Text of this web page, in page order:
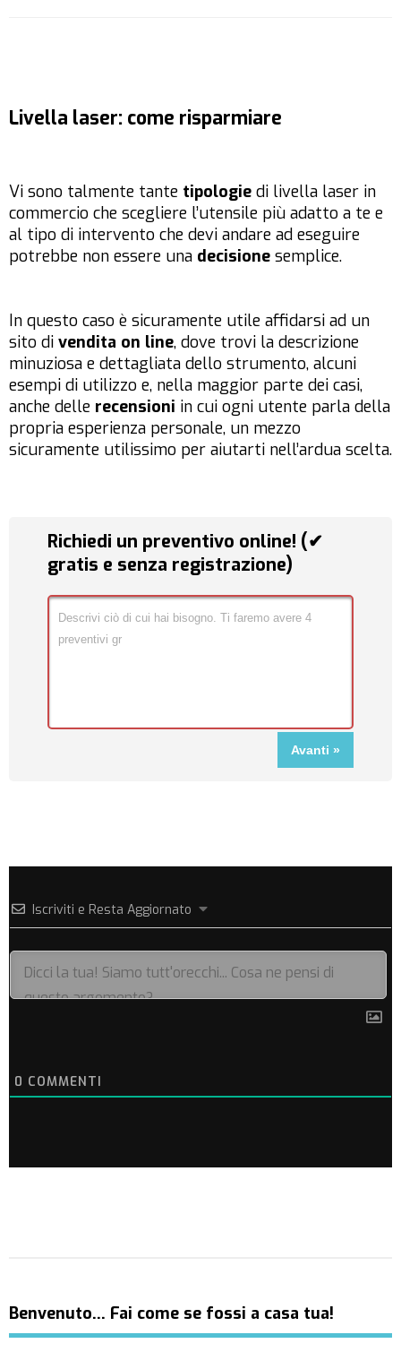
Livella laser: come risparmiare
Vi sono talmente tante tipologie di livella laser in
commercio che scegliere l’utensile più adatto a te e
al tipo di intervento che devi andare ad eseguire
potrebbe non essere una decisione semplice.
In questo caso è sicuramente utile affidarsi ad un
sito di vendita on line, dove trovi la descrizione
minuziosa e dettagliata dello strumento, alcuni
esempi di utilizzo e, nella maggior parte dei casi,
anche delle recensioni in cui ogni utente parla della
propria esperienza personale, un mezzo
sicuramente utilissimo per aiutarti nell’ardua scelta.
Richiedi un preventivo online! (✔
gratis e senza registrazione)
Iscriviti e Resta Aggiornato
0 COMMENTI
Benvenuto… Fai come se fossi a casa tua!